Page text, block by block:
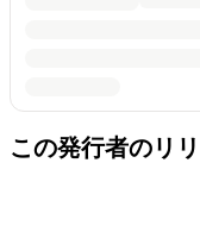
この発行者のリ